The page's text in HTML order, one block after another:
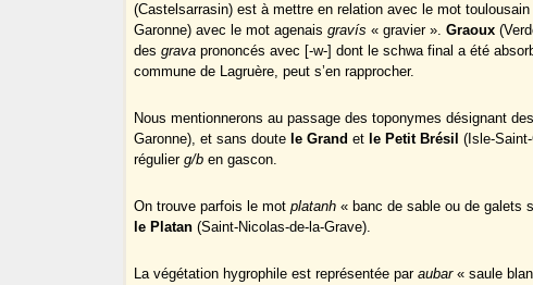
(Castelsarrasin) est à mettre en relation avec le mot
Garonne) avec le mot agenaisgravís « gravier ».Graoux
desgrava prononcés avec [-w-] dont le schwa final a été
commune de Lagruère, peut s’en rapprocher.
Nous mentionnerons au passage des toponymes désignant
Garonne), et sans doute le Grand et le Petit Brésil (Isle-
régulierg/ben gascon.
On trouve parfois le motplatanh « banc de sable ou de galets
le Platan(Saint-Nicolas-de-la-Grave).
La végétation hygrophile est représentée paraubar« saule